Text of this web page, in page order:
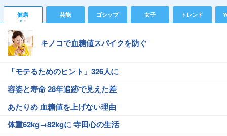
健康 芸能 ゴシップ 女子 トレンド
キノコで血糖値スパイクを防ぐ
「モテるためのヒント」326人に
容姿と寿命 28年追跡で見えた差
あたりめ 血糖値を上げない理由
体重62kg→82kgに 寺田心の生活